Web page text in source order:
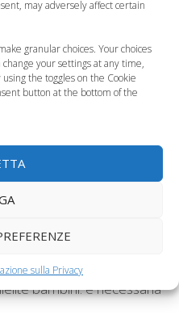
may adversely affect certain
granular choices. Your choices
your settings at any time,
the toggles on the Cookie
button at the bottom of the
sulla Privacy
la salute di…
ricca di grassi
Lecco
bambini: è necessaria